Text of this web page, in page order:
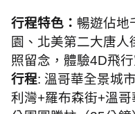
行程特色： 暢遊佔地
園、北美第二大唐人
照留念，體驗4D飛
行程: 溫哥華全景城
利灣+羅布森街+溫